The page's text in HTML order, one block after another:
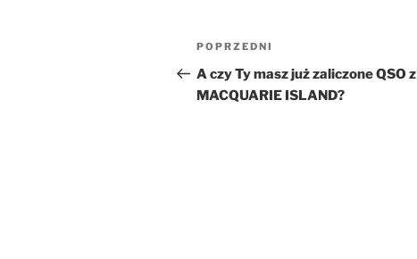
Nawigacja
wpisu
Poprzedni
wpis
POPRZEDNI
A czy Ty masz już zaliczone QSO z
MACQUARIE ISLAND?